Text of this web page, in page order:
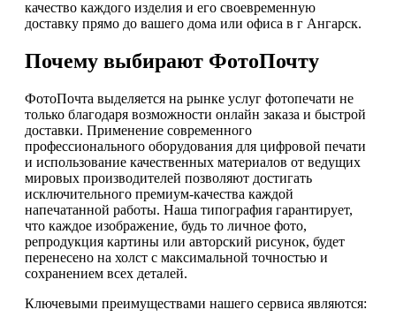
качество каждого изделия и его своевременную
доставку прямо до вашего дома или офиса в г Ангарск.
Почему выбирают ФотоПочту
ФотоПочта выделяется на рынке услуг фотопечати не
только благодаря возможности онлайн заказа и быстрой
доставки. Применение современного
профессионального оборудования для цифровой печати
и использование качественных материалов от ведущих
мировых производителей позволяют достигать
исключительного премиум-качества каждой
напечатанной работы. Наша типография гарантирует,
что каждое изображение, будь то личное фото,
репродукция картины или авторский рисунок, будет
перенесено на холст с максимальной точностью и
сохранением всех деталей.
Ключевыми преимуществами нашего сервиса являются: